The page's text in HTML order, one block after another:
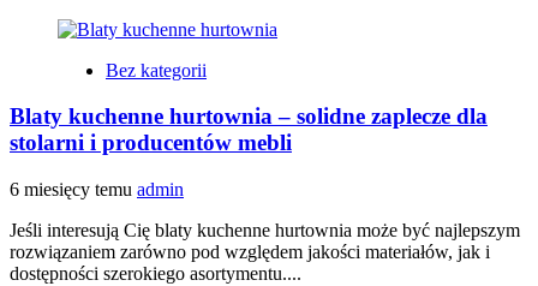
Bez kategorii
Blaty kuchenne hurtownia – solidne zaplecze dla
stolarni i producentów mebli
6 miesięcy temu admin
Jeśli interesują Cię blaty kuchenne hurtownia może być najlepszym
rozwiązaniem zarówno pod względem jakości materiałów, jak i
dostępności szerokiego asortymentu....